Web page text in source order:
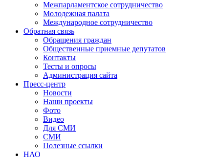
Межпарламентское сотрудничество
Молодежная палата
Международное сотрудничество
Обратная cвязь
Обращения граждан
Общественные приемные депутатов
Контакты
Тесты и опросы
Администрация сайта
Пресс-центр
Новости
Наши проекты
Фото
Видео
Для СМИ
СМИ
Полезные ссылки
НАО